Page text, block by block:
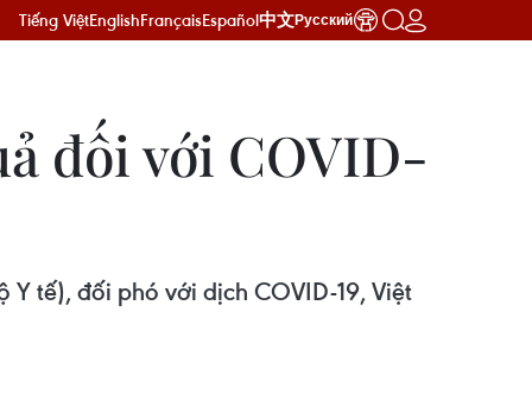
Tiếng ViệtEnglishFrançaisEspañol中文Русский
đối với COVID-
tế), đối phó với dịch COVID-19, Việt